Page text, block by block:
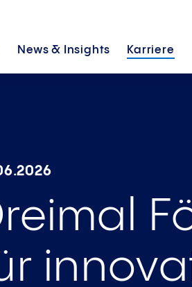
News & Insights Karriere